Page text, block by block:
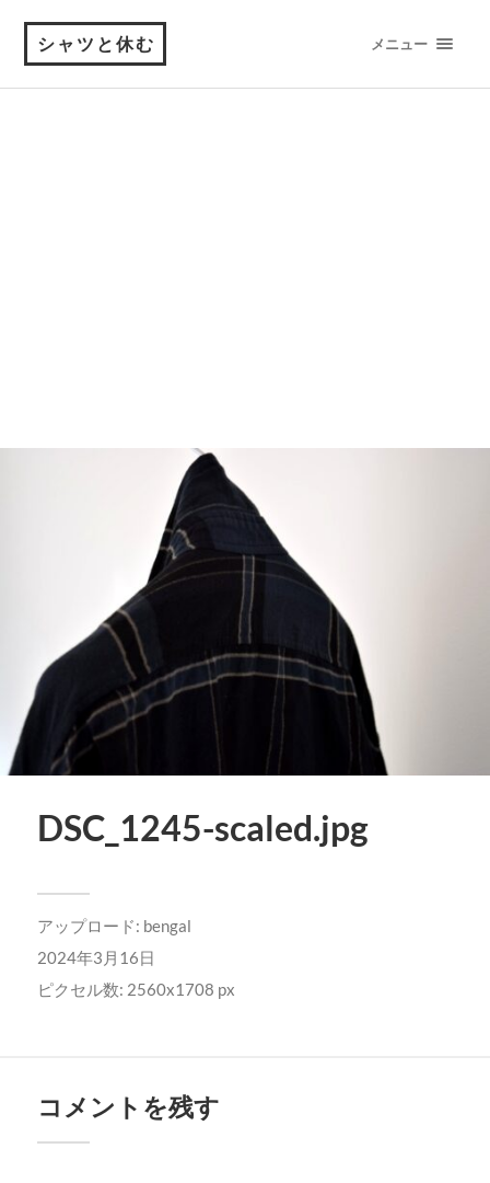
シャツと休む メニュー
DSC_1245-scaled.jpg
アップロード: bengal
2024年3月16日
ピクセル数: 2560x1708 px
コメントを残す